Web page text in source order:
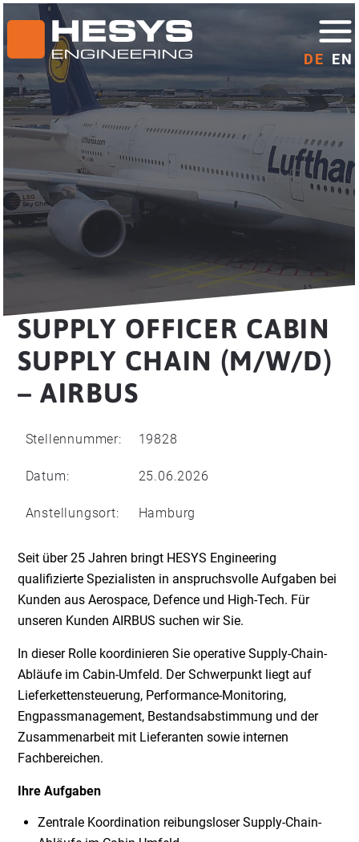
DE EN
SUPPLY OFFICER CABIN
SUPPLY CHAIN (M/W/D)
– AIRBUS
Stellennummer: 19828
Datum: 25.06.2026
Anstellungsort: Hamburg
Seit über 25 Jahren bringt HESYS Engineering
qualifizierte Spezialisten in anspruchsvolle Aufgaben bei
Kunden aus Aerospace, Defence und High-Tech. Für
unseren Kunden AIRBUS suchen wir Sie.
In dieser Rolle koordinieren Sie operative Supply-Chain-
Abläufe im Cabin-Umfeld. Der Schwerpunkt liegt auf
Lieferkettensteuerung, Performance-Monitoring,
Engpassmanagement, Bestandsabstimmung und der
Zusammenarbeit mit Lieferanten sowie internen
Fachbereichen.
Ihre Aufgaben
Zentrale Koordination reibungsloser Supply-Chain-